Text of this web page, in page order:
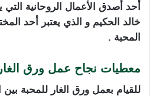
أحد أصدق الأعمال الروحانية
خالد الحكيم و الذي يعتبر أحد
المحبة .
معطيات نجاح عمل ورق
للقيام بعمل ورق الغار للمحبة